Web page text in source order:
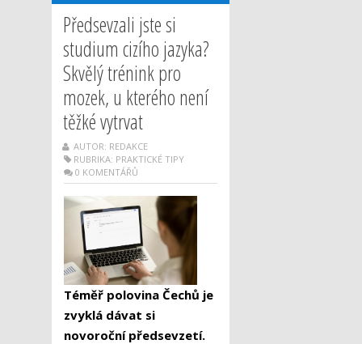
Předsevzali jste si
studium cizího jazyka?
Skvělý trénink pro
mozek, u kterého není
těžké vytrvat
AUTOR: REDAKCE
RUBRIKA: PRAKTICKÉ TIPY
0 KOMENTÁŘŮ
Téměř polovina Čechů je
zvyklá dávat si
novoroční předsevzetí.